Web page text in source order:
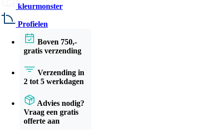
Parelgrijs
aantal
kleurmonster
Profielen
Boven 750,-
gratis verzending
Verzending in
2 tot 5 werkdagen
Advies nodig?
Vraag een gratis
offerte aan